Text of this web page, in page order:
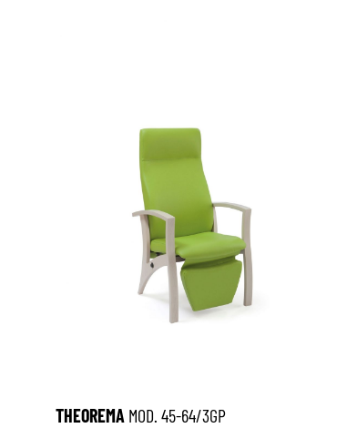
THEOREMA MOD. 45-64/3GP